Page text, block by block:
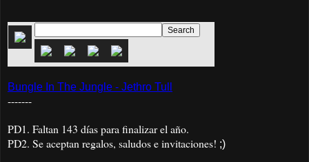
Bungle In The Jungle - Jethro Tull
-------
PD1. Faltan 143 días para finalizar el año.
PD2. Se aceptan regalos, saludos e invitaciones! ;)